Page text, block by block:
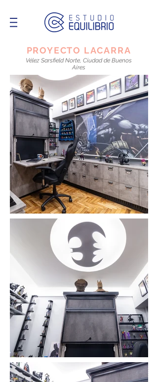
PROYECTO LACARRA
Vélez Sarsfield Norte, Ciudad de Buenos
Aires